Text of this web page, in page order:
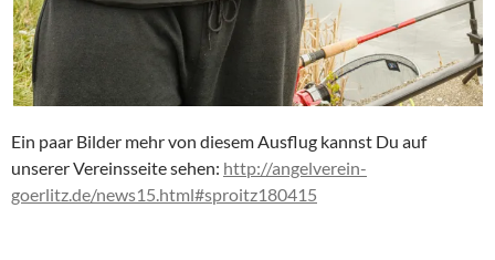
Ein paar Bilder mehr von diesem Ausflug kannst Du auf
unserer Vereinsseite sehen: http://angelverein-
goerlitz.de/news15.html#sproitz180415